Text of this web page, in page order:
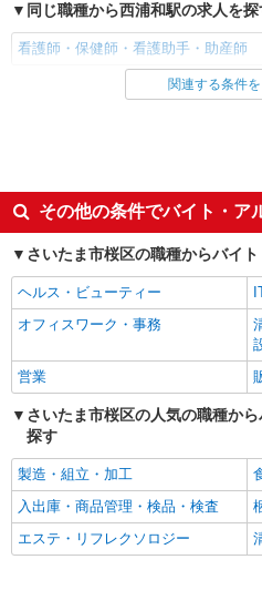
同じ職種から西浦和駅の求人を探
看護師・保健師・看護助手・助産師
同じ雇用形態から西浦和駅の求
入社日応相談
経験者・有資格者歓迎
女性活躍中
フリーター歓迎
ブランクOK
エルダー（50代～）活躍中
高収入・高額
昇給あり
フルタイム歓迎
駅直結・駅チカ
バイク通勤OK
残業少なめ（月20h未満）
関連する条件
その他の条件でバイト・ア
さいたま市桜区の職種からバイ
ヘルス・ビューティー
オフィスワーク・事務
営業
さいたま市桜区の人気の職種か
探す
製造・組立・加工
入出庫・商品管理・検品・検査
エステ・リフレクソロジー